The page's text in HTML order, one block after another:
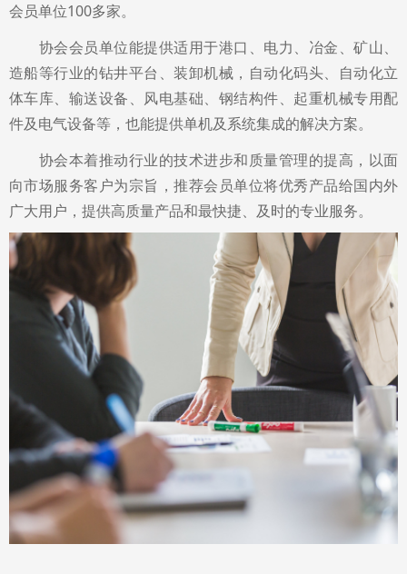
会员单位100多家。
协会会员单位能提供适用于港口、电力、冶金、矿山、
造船等行业的钻井平台、装卸机械，自动化码头、自动化立
体车库、输送设备、风电基础、钢结构件、起重机械专用配
件及电气设备等，也能提供单机及系统集成的解决方案。
协会本着推动行业的技术进步和质量管理的提高，以面
向市场服务客户为宗旨，推荐会员单位将优秀产品给国内外
广大用户，提供高质量产品和最快捷、及时的专业服务。